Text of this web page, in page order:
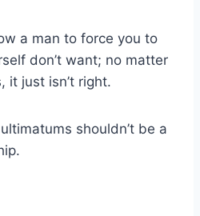
a man to force you to
don’t want; no matter
it just isn’t right.
shouldn’t be a